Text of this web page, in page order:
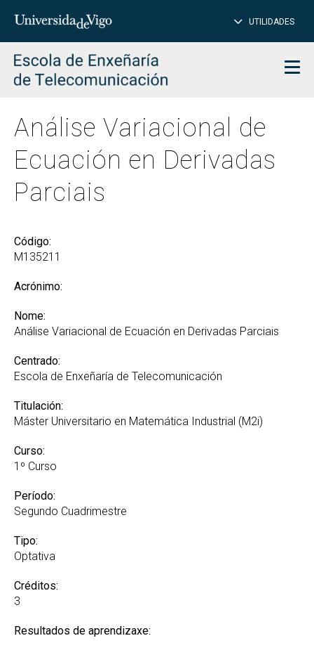
Introduce
para
buscar
UTILIDADES
Análise Variacional de
Ecuación en Derivadas
Parciais
Código:
M135211
Acrónimo:
Nome:
Análise Variacional de Ecuación en Derivadas Parciais
Centrado:
Escola de Enxeñaría de Telecomunicación
Titulación:
Máster Universitario en Matemática Industrial (M2i)
Curso:
1º Curso
Período:
Segundo Cuadrimestre
Tipo:
Optativa
Créditos:
3
Resultados de aprendizaxe: